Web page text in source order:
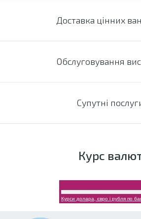
Доставка цінних
Обслуговування
Супутні
Курс
Курси долара, євро і рубля по